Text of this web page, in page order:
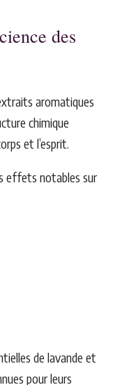
des
aromatiques
chimique
et l’esprit.
effets notables sur
de lavande et
pour leurs